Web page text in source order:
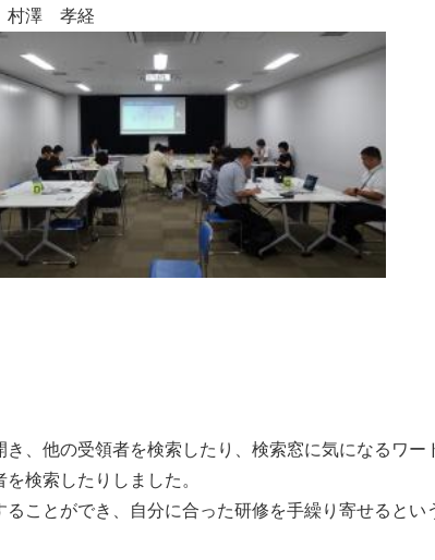
村澤 孝経
、他の受領者を検索したり、検索窓に気になるワー
検索したりしました。
ことができ、自分に合った研修を手繰り寄せるとい